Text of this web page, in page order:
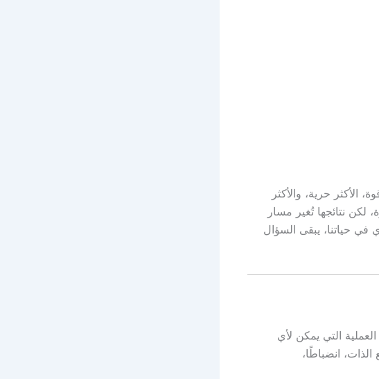
الأكثر حرية، والأكثر
نتائجها تُغير مسار
في حياتنا، يبقى السؤال
التي يمكن لأي
انضباطًا،